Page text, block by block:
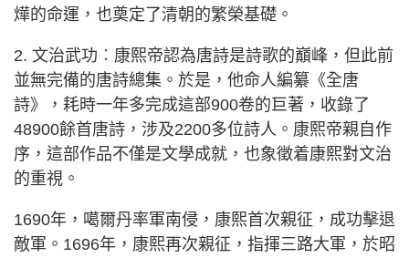
燁的命運，也奠定了清朝的繁榮基礎。
2. 文治武功︰康熙帝認為唐詩是詩歌的巔峰，但此前
並無完備的唐詩總集。於是，他命人編纂《全唐
詩》，耗時一年多完成這部900卷的巨著，收錄了
48900餘首唐詩，涉及2200多位詩人。康熙帝親自作
序，這部作品不僅是文學成就，也象徵着康熙對文治
的重視。
1690年，噶爾丹率軍南侵，康熙首次親征，成功擊退
敵軍。1696年，康熙再次親征，指揮三路大軍，於昭